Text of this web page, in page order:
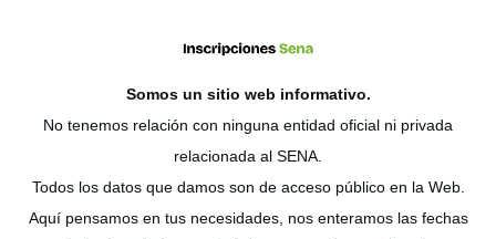
Somos un sitio web informativo.
No tenemos relación con ninguna entidad oficial ni privada
relacionada al SENA.
Todos los datos que damos son de acceso público en la Web.
Aquí pensamos en tus necesidades, nos enteramos las fechas